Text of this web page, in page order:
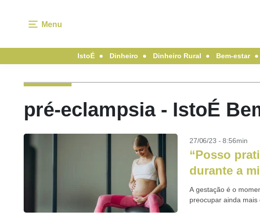
Menu
IstoÉ Dinheiro Dinheiro Rural Bem-estar
pré-eclampsia - IstoÉ
27/06/23 - 8:56min
“Posso
durante a
A gestação é o
preocupar ainda mais